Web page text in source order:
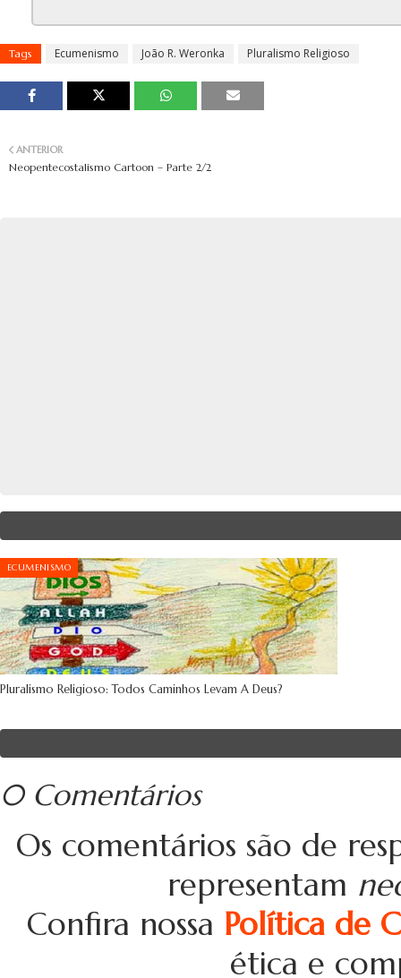
Tags Ecumenismo João R. Weronka Pluralismo Religioso
ANTERIOR
Neopentecostalismo Cartoon – Parte 2/2
ECUMENISMO
Pluralismo Religioso: Todos Caminhos Levam A Deus?
0 Comentários
Os comentários são de
representam
Confira nossa Política de
ética e